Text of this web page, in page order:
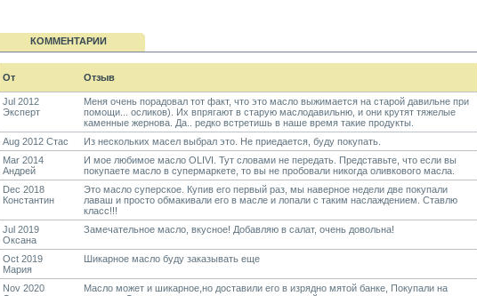
КОММЕНТАРИИ
От Отзыв
Jul 2012
Эксперт
Меня очень порадовал тот факт, что это масло выжимается на старой давильне при
помощи... осликов). Их впрягают в старую маслодавильню, и они крутят тяжелые
каменные жернова. Да.. редко встретишь в наше время такие продукты.
Aug 2012 Стас
Из нескольких масел выбрал это. Не приедается, буду покупать.
Mar 2014
Андрей
И мое любимое масло OLIVI. Тут словами не передать. Представьте, что если вы
покупаете масло в супермаркете, то вы не пробовали никогда оливкового масла.
Dec 2018
Константин
Это масло суперское. Купив его первый раз, мы наверное недели две покупали
лаваш и просто обмакивали его в масле и лопали с таким наслаждением. Ставлю
класс!!!
Jul 2019
Оксана
Замечательное масло, вкусное! Добавляю в салат, очень довольна!
Oct 2019
Мария
Шикарное масло буду заказывать еще
Nov 2020
Масло может и шикарное,но доставили его в изрядно мятой банке, Покупали на